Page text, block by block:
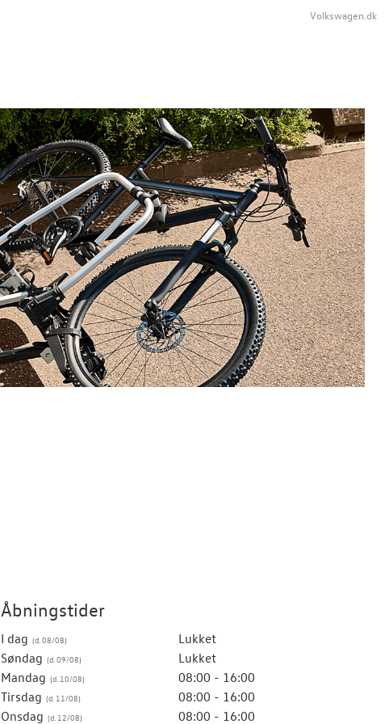
Volkswagen.dk
Åbningstider
I dag
Lukket
Søndag
Lukket
Mandag
08:00 - 16:00
Tirsdag
08:00 - 16:00
Onsdag
08:00 - 16:00